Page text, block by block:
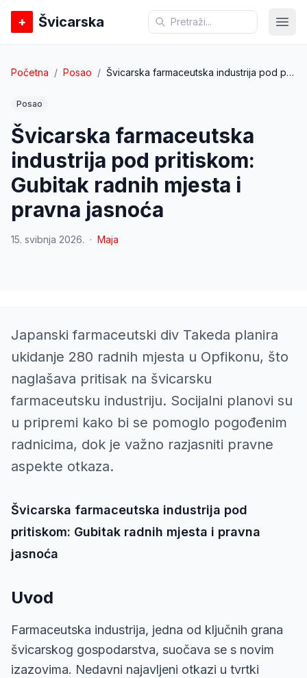
+ Švicarska
Početna / Posao / Švicarska farmaceutska industrija pod pritiskom: Gubitak radnih mjesta i pravna jasnoća
Posao
Švicarska farmaceutska
industrija pod pritiskom:
Gubitak radnih mjesta i
pravna jasnoća
15. svibnja 2026. · Maja
Japanski farmaceutski div Takeda planira
ukidanje 280 radnih mjesta u Opfikonu, što
naglašava pritisak na švicarsku
farmaceutsku industriju. Socijalni planovi su
u pripremi kako bi se pomoglo pogođenim
radnicima, dok je važno razjasniti pravne
aspekte otkaza.
Švicarska farmaceutska industrija pod
pritiskom: Gubitak radnih mjesta i pravna
jasnoća
Uvod
Farmaceutska industrija, jedna od ključnih grana
švicarskog gospodarstva, suočava se s novim
izazovima. Nedavni najavljeni otkazi u tvrtki